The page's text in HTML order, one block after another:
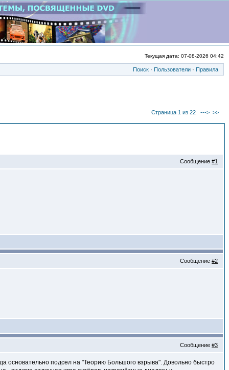
Текущая дата: 07-08-2026 04:42
Поиск · Пользователи · Правила
Страница 1 из 22 ---> >>
Сообщение #1
Сообщение #2
Сообщение #3
основательно подсел на "Теорию Большого взрыва". Довольно быстро